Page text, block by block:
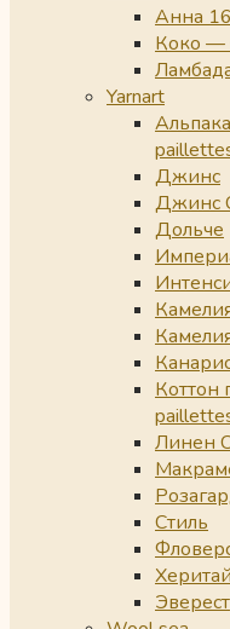
Анна
Коко —
Yarnart
Джинс
Джинс
Дольче
Коттон
Линен
Стиль
Эверест